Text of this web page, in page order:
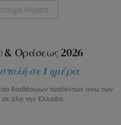
Θέματα
& Οράσεως 2026
σε 1 ημέρα
διαθέσιμων προϊόντων άνω των
όλη την Ελλάδα.